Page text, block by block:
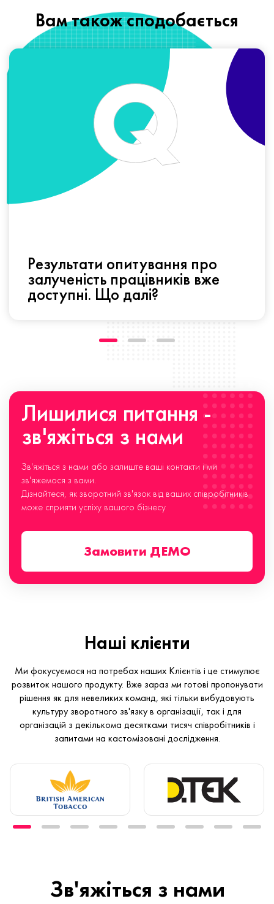
Вам також сподобається
Результати опитування про
залученість працівників вже
доступні. Що далі?
Лишилися питання -
зв'яжіться з нами
Зв'яжіться з нами або залиште ваші контакти і ми
зв'яжемося з вами.
Дізнайтеся, як зворотний зв'язок від ваших співробітників
може сприяти успіху вашого бізнесу
Замовити ДЕМО
Наші клієнти
Ми фокусуємося на потребах наших Клієнтів і це стимулює
розвиток нашого продукту. Вже зараз ми готові пропонувати
рішення як для невеликих команд, які тільки вибудовують
культуру зворотного зв'язку в організації, так і для
організацій з декількома десятками тисяч співробітників і
запитами на кастомізовані дослідження.
Зв'яжіться з нами